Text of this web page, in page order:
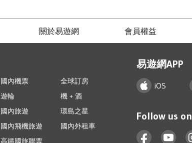
關於易遊網 會員權益
國內機票
全球訂房
遊輪
機 + 酒
國內旅遊
環島之星
國內飛機旅遊
國內外租車
高鐵國旅聯票
易遊網APP
iOS
Follow us on